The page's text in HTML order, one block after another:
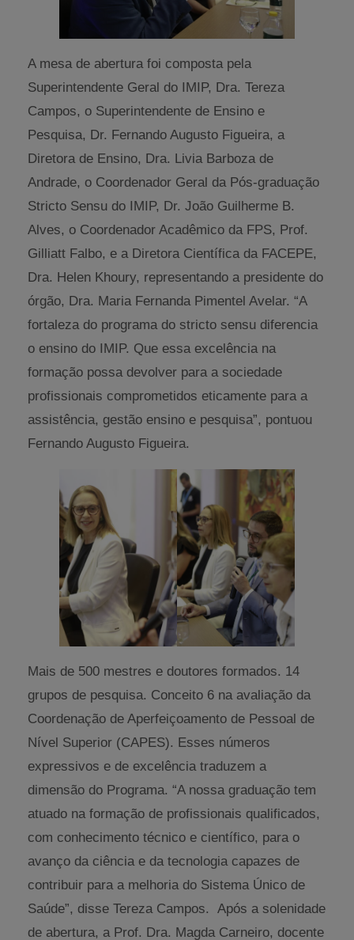
A mesa de abertura foi composta pela
Superintendente Geral do IMIP, Dra. Tereza
Campos, o Superintendente de Ensino e
Pesquisa, Dr. Fernando Augusto Figueira, a
Diretora de Ensino, Dra. Livia Barboza de
Andrade, o Coordenador Geral da Pós-graduação
Stricto Sensu do IMIP, Dr. João Guilherme B.
Alves, o Coordenador Acadêmico da FPS, Prof.
Gilliatt Falbo, e a Diretora Científica da FACEPE,
Dra. Helen Khoury, representando a presidente do
órgão, Dra. Maria Fernanda Pimentel Avelar. “A
fortaleza do programa do stricto sensu diferencia
o ensino do IMIP. Que essa excelência na
formação possa devolver para a sociedade
profissionais comprometidos eticamente para a
assistência, gestão ensino e pesquisa”, pontuou
Fernando Augusto Figueira.
Mais de 500 mestres e doutores formados. 14
grupos de pesquisa. Conceito 6 na avaliação da
Coordenação de Aperfeiçoamento de Pessoal de
Nível Superior (CAPES). Esses números
expressivos e de excelência traduzem a
dimensão do Programa. “A nossa graduação tem
atuado na formação de profissionais qualificados,
com conhecimento técnico e científico, para o
avanço da ciência e da tecnologia capazes de
contribuir para a melhoria do Sistema Único de
Saúde”, disse Tereza Campos. Após a solenidade
de abertura, a Prof. Dra. Magda Carneiro, docente